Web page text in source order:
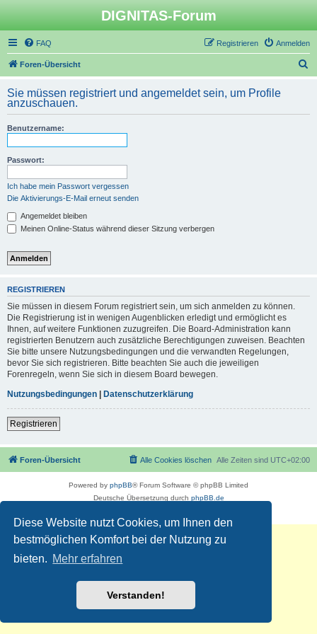
Diese Website nutzt Cookies, um Ihnen den
bestmöglichen Komfort bei der Nutzung zu
bieten. Mehr erfahren
Verstanden!
DIGNITAS-Forum
FAQ Anmelden
Registrieren
Foren-Übersicht
h
Sie müssen registriert und angemeldet sein, um Profile
anzuschauen.
Benutzername:
Passwort:
Ich habe mein Passwort vergessen
Die Aktivierungs-E-Mail erneut senden
Angemeldet bleiben
Meinen Online-Status während dieser Sitzung verbergen
REGISTRIEREN
Sie müssen in diesem Forum registriert sein, um sich anmelden zu können.
Die Registrierung ist in wenigen Augenblicken erledigt und ermöglicht es
Ihnen, auf weitere Funktionen zuzugreifen. Die Board-Administration kann
registrierten Benutzern auch zusätzliche Berechtigungen zuweisen. Beachten
Sie bitte unsere Nutzungsbedingungen und die verwandten Regelungen,
bevor Sie sich registrieren. Bitte beachten Sie auch die jeweiligen
Forenregeln, wenn Sie sich in diesem Board bewegen.
Nutzungsbedingungen | Datenschutzerklärung
Registrieren
Foren-Übersicht Alle Zeiten sind UTC+02:00
Alle Cookies löschen
Powered by phpBB® Forum Software © phpBB Limited
Deutsche Übersetzung durch phpBB.de